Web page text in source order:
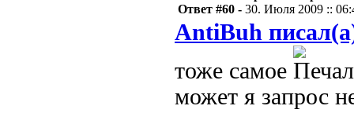
Ответ #60 - 30. Июля 2009 ::
AntiBuh
тоже самое
может я запрос